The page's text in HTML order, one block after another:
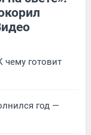
чему готовит
год —